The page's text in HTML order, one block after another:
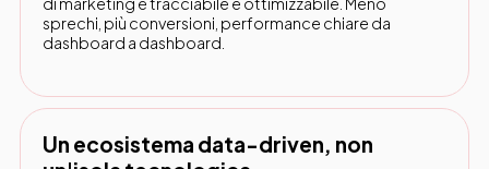
sprechi, più conversioni, performance chiare da
dashboard a dashboard.
Un ecosistema data-driven, non